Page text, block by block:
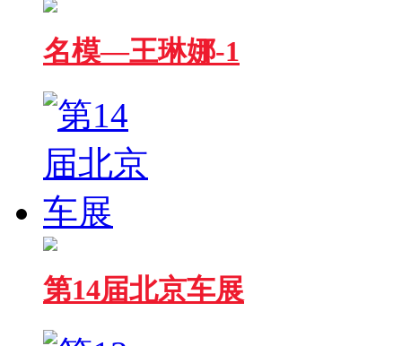
名模—王琳娜-1
第14届北京车展